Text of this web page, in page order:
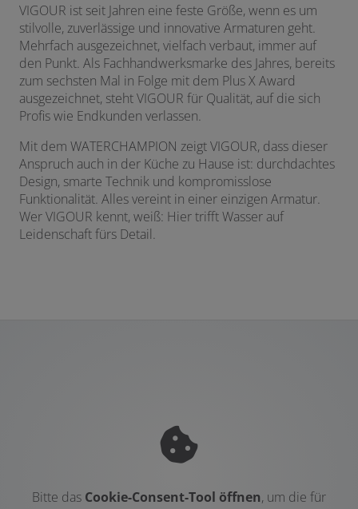
VIGOUR ist seit Jahren eine feste Größe, wenn es um
stilvolle, zuverlässige und innovative Armaturen geht.
Mehrfach ausgezeichnet, vielfach verbaut, immer auf
den Punkt. Als Fachhandwerksmarke des Jahres, bereits
zum sechsten Mal in Folge mit dem Plus X Award
ausgezeichnet, steht VIGOUR für Qualität, auf die sich
Profis wie Endkunden verlassen.
Mit dem WATERCHAMPION zeigt VIGOUR, dass dieser
Anspruch auch in der Küche zu Hause ist: durchdachtes
Design, smarte Technik und kompromisslose
Funktionalität. Alles vereint in einer einzigen Armatur.
Wer VIGOUR kennt, weiß: Hier trifft Wasser auf
Leidenschaft fürs Detail.
Bitte das Cookie-Consent-Tool öffnen, um die für